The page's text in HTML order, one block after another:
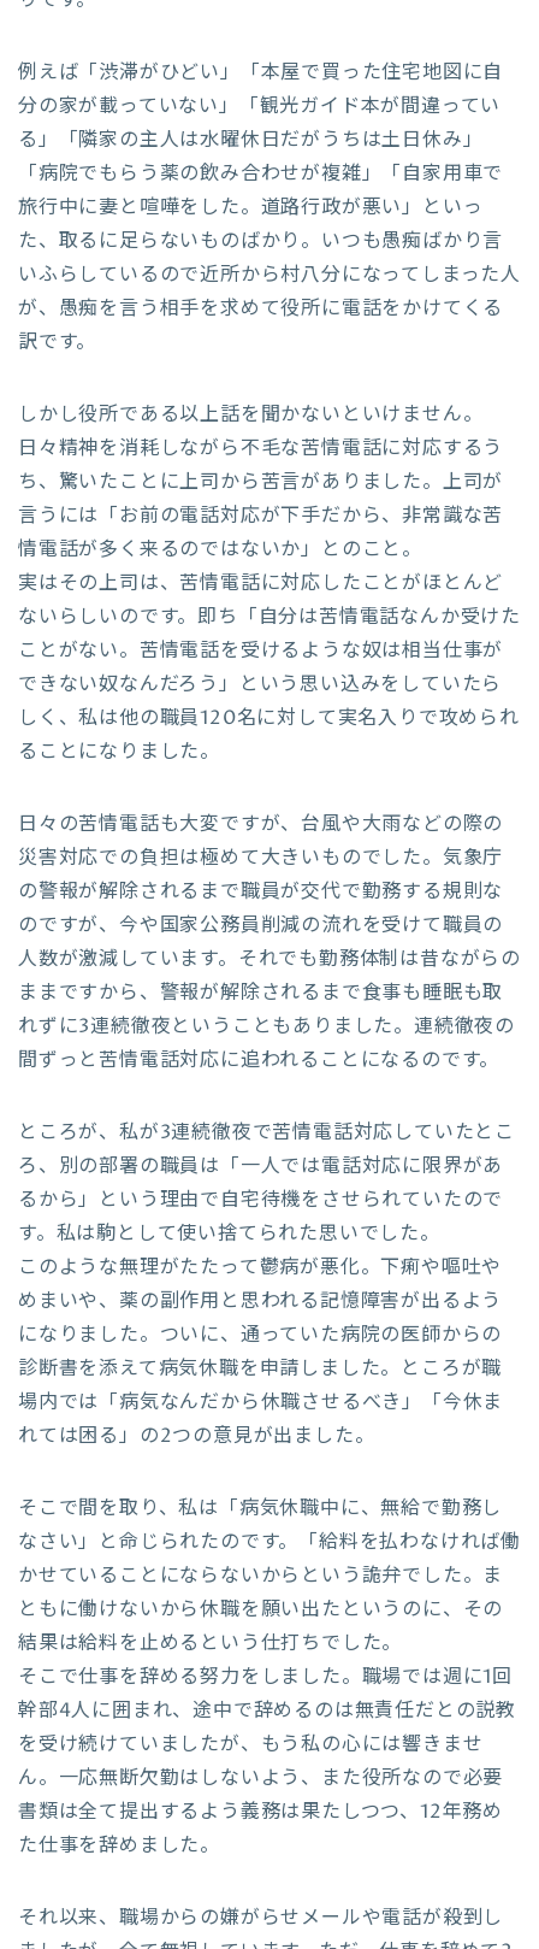
例えば「渋滞がひどい」「本屋で買った住宅地図に自
分の家が載っていない」「観光ガイド本が間違ってい
る」「隣家の主人は水曜休日だがうちは土日休み」
「病院でもらう薬の飲み合わせが複雑」「自家用車で
旅行中に妻と喧嘩をした。道路行政が悪い」といっ
た、取るに足らないものばかり。いつも愚痴ばかり言
いふらしているので近所から村八分になってしまった人
が、愚痴を言う相手を求めて役所に電話をかけてくる
訳です。
しかし役所である以上話を聞かないといけません。
日々精神を消耗しながら不毛な苦情電話に対応するう
ち、驚いたことに上司から苦言がありました。上司が
言うには「お前の電話対応が下手だから、非常識な苦
情電話が多く来るのではないか」とのこと。
実はその上司は、苦情電話に対応したことがほとんど
ないらしいのです。即ち「自分は苦情電話なんか受けた
ことがない。苦情電話を受けるような奴は相当仕事が
できない奴なんだろう」という思い込みをしていたら
しく、私は他の職員120名に対して実名入りで攻められ
ることになりました。
日々の苦情電話も大変ですが、台風や大雨などの際の
災害対応での負担は極めて大きいものでした。気象庁
の警報が解除されるまで職員が交代で勤務する規則な
のですが、今や国家公務員削減の流れを受けて職員の
人数が激減しています。それでも勤務体制は昔ながらの
ままですから、警報が解除されるまで食事も睡眠も取
れずに3連続徹夜ということもありました。連続徹夜の
間ずっと苦情電話対応に追われることになるのです。
ところが、私が3連続徹夜で苦情電話対応していたとこ
ろ、別の部署の職員は「一人では電話対応に限界があ
るから」という理由で自宅待機をさせられていたので
す。私は駒として使い捨てられた思いでした。
このような無理がたたって鬱病が悪化。下痢や嘔吐や
めまいや、薬の副作用と思われる記憶障害が出るよう
になりました。ついに、通っていた病院の医師からの
診断書を添えて病気休職を申請しました。ところが職
場内では「病気なんだから休職させるべき」「今休ま
れては困る」の2つの意見が出ました。
そこで間を取り、私は「病気休職中に、無給で勤務し
なさい」と命じられたのです。「給料を払わなければ働
かせていることにならないからという詭弁でした。ま
ともに働けないから休職を願い出たというのに、その
結果は給料を止めるという仕打ちでした。
そこで仕事を辞める努力をしました。職場では週に1回
幹部4人に囲まれ、途中で辞めるのは無責任だとの説教
を受け続けていましたが、もう私の心には響きませ
ん。一応無断欠勤はしないよう、また役所なので必要
書類は全て提出するよう義務は果たしつつ、12年務め
た仕事を辞めました。
それ以来、職場からの嫌がらせメールや電話が殺到し